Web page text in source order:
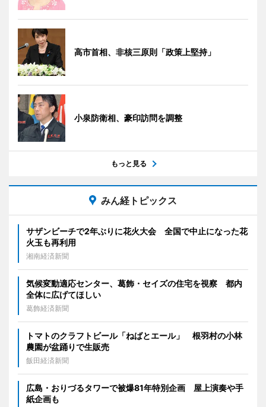
高市首相、非核三原則「政策上堅持」
小泉防衛相、豪印訪問を調整
もっと見る
みん経トピックス
サザンビーチで2年ぶりに花火大会 全国で中止になった花
火玉も再利用
湘南経済新聞
気候変動適応センター、葛飾・セイズの住宅を視察 都内
全体に広げてほしい
葛飾経済新聞
トマトのクラフトビール「ねばとエール」 根羽村の小林
農園が盆踊りで生販売
飯田経済新聞
広島・おりづるタワーで被爆81年特別企画 屋上演奏や手
紙企画も